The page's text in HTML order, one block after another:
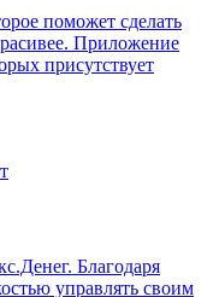
поможет сделать
Приложение
присутствует
Благодаря
управлять своим